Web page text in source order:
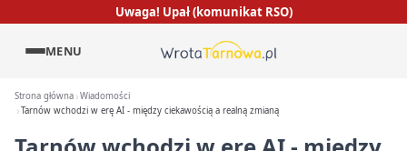
Uwaga! Upał (komunikat RSO)
MENU
Strona główna Wiadomości
Tarnów wchodzi w erę AI - między ciekawością a realną zmianą